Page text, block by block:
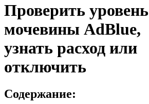
Проверить уровень
мочевины AdBlue,
узнать расход или
отключить
Содержание: